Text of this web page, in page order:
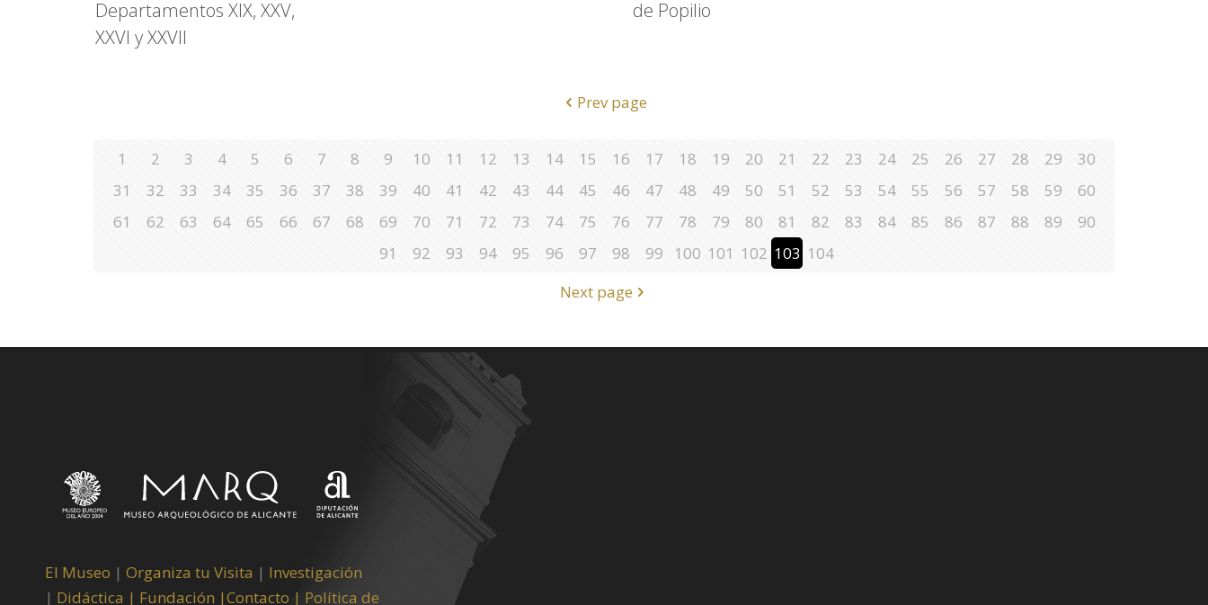
Departamentos XIX, XXV,
XXVI y XXVII
de Popilio
Prev page
1 2 3 4 5 6 7 8 9 10 11 12 13 14 15 16 17 18 19 20 21 22 23 24 25 26 27 28 29
30
31
32 33 34 35 36 37 38 39 40 41 42 43 44 45 46 47 48 49 50 51 52 53 54 55 56 57 58 59
60
61
62 63 64 65 66 67 68 69 70 71 72 73 74 75 76 77 78 79 80 81 82 83 84 85 86 87 88 89
90
91
92 93 94 95 96 97 98 99 100 101 102 103 104
Next page
El Museo | Organiza tu Visita | Investigación
| Didáctica | Fundación |Contacto | Política de